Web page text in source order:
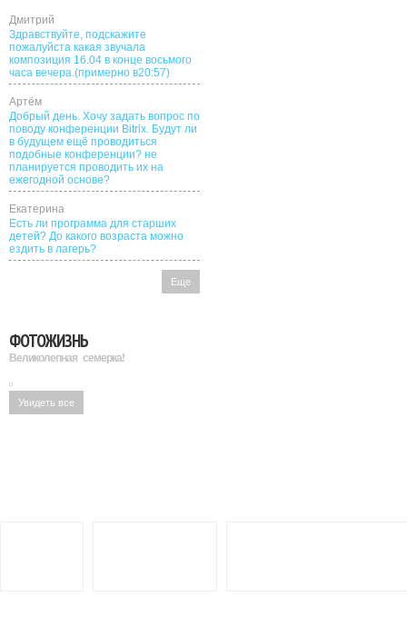
Дмитрий
Здравствуйте, подскажите
пожалуйста какая звучала
композиция 16.04 в конце восьмого
часа вечера.(примерно в20:57)
Артём
Добрый день. Хочу задать вопрос по
поводу конференции Bitrix. Будут ли
в будущем ещё проводиться
подобные конференции? не
планируется проводить их на
ежегодной основе?
Екатерина
Есть ли программа для старших
детей? До какого возраста можно
ездить в лагерь?
Еще
ФОТОЖИЗНЬ
Великолепная семерка!
Увидеть все